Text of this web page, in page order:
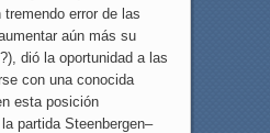
error de las
aún más su
dió la oportunidad a las
con una conocida
esta posición
partida Steenbergen–